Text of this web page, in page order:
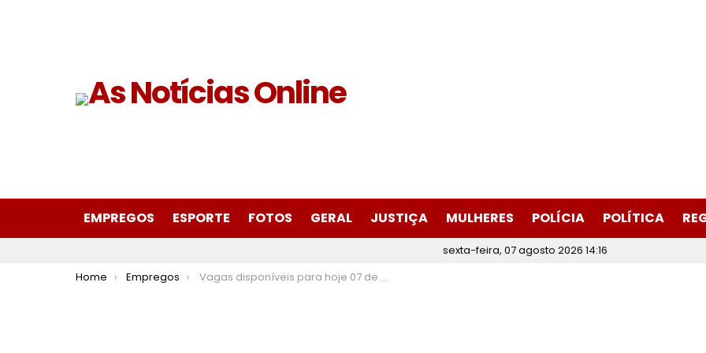
EMPREGOS ESPORTE FOTOS GERAL JUSTIÇA MULHERES POLÍCIA POLÍTICA
sexta-feira, 07 agosto 2026 14:16
You are here:
Home Empregos Vagas disponíveis para hoje 07 de outubro de 2024 no SINE Itabira